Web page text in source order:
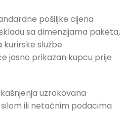
pošiljke cijena
sa dimenzijama paketa,
kurirske službe
jasno prikazan kupcu prije
uzrokovana
ili netačnim podacima